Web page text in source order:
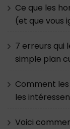
Ce que les
(et que vous
7 erreurs qui
simple plan
Comment
les
Voici